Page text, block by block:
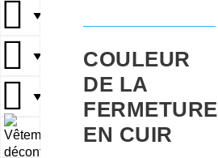
▼
▼
▼
COULEUR
DE LA
FERMETURE
EN CUIR